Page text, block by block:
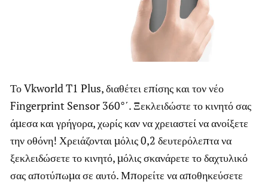
Το Vkworld T1 Plus, διαθέτει επίσης και τον νέο
Fingerprint Sensor 360°΄. Ξεκλειδώστε το κινητό σας
άμεσα και γρήγορα, χωρίς καν να χρειαστεί να ανοίξετε
την οθόνη! Χρειάζονται μόλις 0,2 δευτερόλεπτα να
ξεκλειδώσετε το κινητό, μόλις σκανάρετε το δαχτυλικό
σας αποτύπωμα σε αυτό. Μπορείτε να αποθηκεύσετε